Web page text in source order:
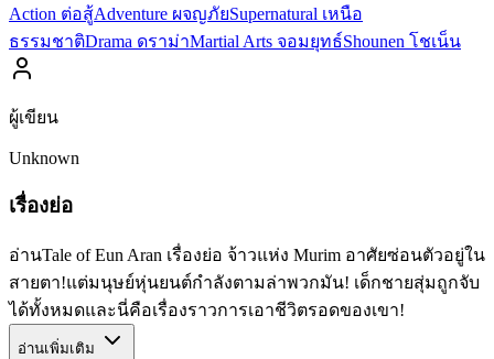
Action ต่อสู้Adventure ผจญภัยSupernatural เหนือ
ธรรมชาติDrama ดราม่าMartial Arts จอมยุทธ์Shounen โชเน็น
ผู้เขียน
Unknown
เรื่องย่อ
อ่านTale of Eun Aran เรื่องย่อ จ้าวแห่ง Murim อาศัยซ่อนตัวอยู่ใน
สายตา!แต่มนุษย์หุ่นยนต์กำลังตามล่าพวกมัน! เด็กชายสุ่มถูกจับ
ได้ทั้งหมดและนี่คือเรื่องราวการเอาชีวิตรอดของเขา!
อ่านเพิ่มเติม